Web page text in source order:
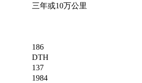
三年或10万公里
186
DTH
137
1984